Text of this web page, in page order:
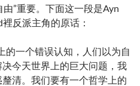
由”重要。下面这一段是Ayn
反派主角的原话：
的一个错误认知，人们以为自
今天世界上的巨大问题，我
清。我们要有一个哲学上的